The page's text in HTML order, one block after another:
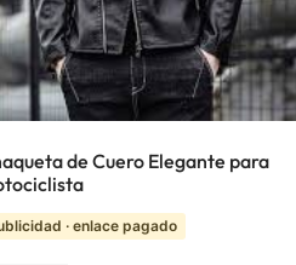
de Cuero Elegante para
· enlace pagado